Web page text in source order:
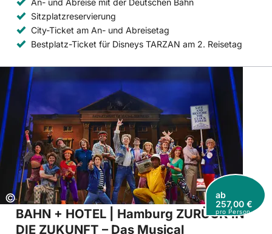
Sitzplatzreservierung
City-Ticket am An- und Abreisetag
Bestplatz-Ticket für Disneys TARZAN am 2. Reisetag
Copyright:
©
ab
257,00 €
pro Person
BAHN + HOTEL | Hamburg ZURÜCK IN
DIE ZUKUNFT – Das Musical